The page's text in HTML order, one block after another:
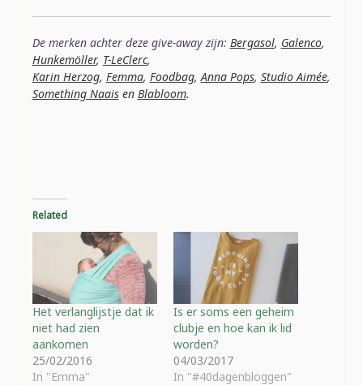
De merken achter deze give-away zijn: Bergasol, Galenco,
Hunkemöller, T-LeClerc,
Karin Herzog, Femma, Foodbag,Anna Pops, Studio Aimée,
Something Naaisen Blabloom.
Related
Het verlanglijstje dat ik
niet had zien
aankomen
25/02/2016
In "Emma"
Is er soms een geheim
clubje en hoe kan ik lid
worden?
04/03/2017
In "#40dagenbloggen"